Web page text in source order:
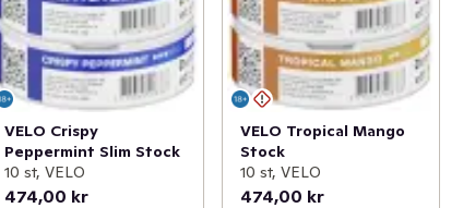
VELO Crispy
Peppermint Slim Stock
10 st, VELO
474,00 kr
VELO Tropical Mango
Stock
10 st, VELO
474,00 kr